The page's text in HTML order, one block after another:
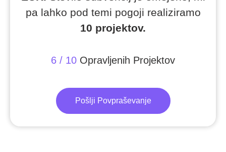
pa lahko pod temi pogoji realiziramo
10 projektov.
6 / 10 Opravljenih Projektov
Pošlji Povpraševanje